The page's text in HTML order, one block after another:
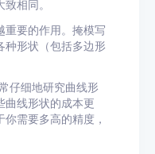
相同。
重要的作用。掩模写
种形状（包括多边形
仔细地研究曲线形
曲线形状的成本更
需要多高的精度，